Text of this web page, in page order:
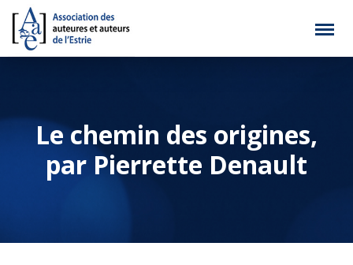
Le chemin des origines,
par Pierrette Denault